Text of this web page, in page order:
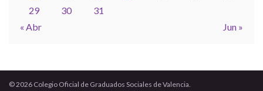
« Abr Jun »
29
30 31
© 2026 Colegio Oficial de Graduados Sociales de Valencia.